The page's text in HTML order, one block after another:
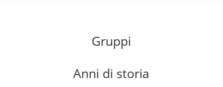
Gruppi
Anni di storia